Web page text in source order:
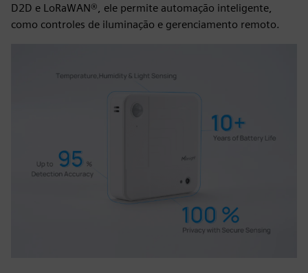
D2D e LoRaWAN®, ele permite automação inteligente,
como controles de iluminação e gerenciamento remoto.